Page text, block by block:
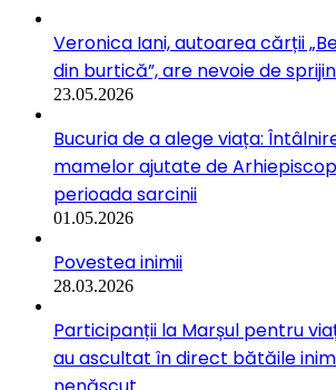
Veronica Iani, autoarea cărții
din burtică”, are nevoie de sprijin
23.05.2026
Bucuria de a alege viața:
mamelor ajutate de
perioada sarcinii
01.05.2026
Povestea inimii
28.03.2026
Participanții la Marșul pentru
au ascultat în direct bătăile